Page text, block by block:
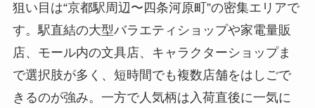
狙い目は“京都駅周辺〜四条河原町”の密集エリアで
す。駅直結の大型バラエティショップや家電量販
店、モール内の文具店、キャラクターショップま
で選択肢が多く、短時間でも複数店舗をはしごで
きるのが強み。一方で人気柄は入荷直後に一気に